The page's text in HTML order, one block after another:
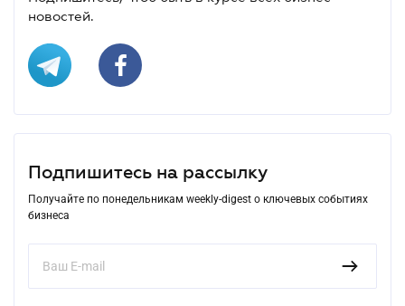
новостей.
Подпишитесь на рассылку
Получайте по понедельникам weekly-digest о ключевых событиях
бизнеса